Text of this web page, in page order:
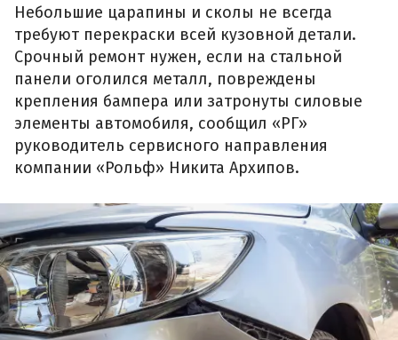
Небольшие царапины и сколы не всегда
требуют перекраски всей кузовной детали.
Срочный ремонт нужен, если на стальной
панели оголился металл, повреждены
крепления бампера или затронуты силовые
элементы автомобиля, сообщил «РГ»
руководитель сервисного направления
компании «Рольф» Никита Архипов.